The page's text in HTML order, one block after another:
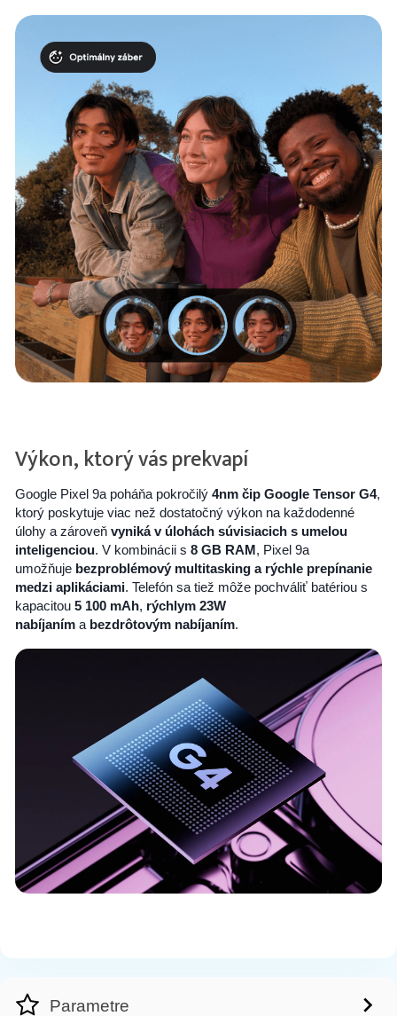
Výkon, ktorý vás prekvapí
Google Pixel 9a poháňa pokročilý 4nm čip Google Tensor G4,
ktorý poskytuje viac než dostatočný výkon na každodenné
úlohy a zároveň vyniká v úlohách súvisiacich s umelou
inteligenciou. V kombinácii s 8 GB RAM, Pixel 9a
umožňuje bezproblémový multitasking a rýchle prepínanie
medzi aplikáciami. Telefón sa tiež môže pochváliť batériou s
kapacitou 5 100 mAh, rýchlym 23W
nabíjaníma bezdrôtovým nabíjaním.
Parametre